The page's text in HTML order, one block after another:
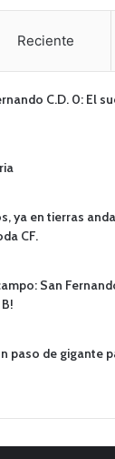
Reciente
C.D. 0: El
ya en tierras
CF.
San
paso de gigante